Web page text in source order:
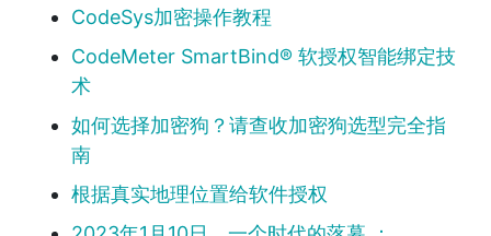
CodeSys加密操作教程
CodeMeter SmartBind® 软授权智能绑定技
术
如何选择加密狗？请查收加密狗选型完全指
南
根据真实地理位置给软件授权